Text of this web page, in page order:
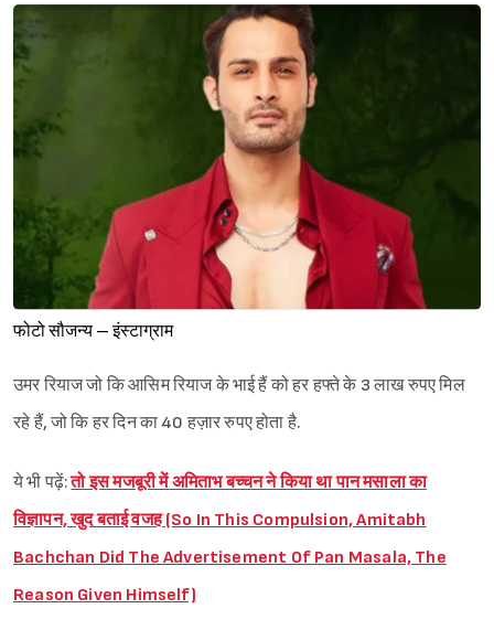
फोटो सौजन्य – इंस्टाग्राम
उमर रियाज जो कि आसिम रियाज के भाई हैं को हर हफ्ते के 3 लाख रुपए मिल
रहे हैं, जो कि हर दिन का 40 हज़ार रुपए होता है.
ये भी पढ़ें:तो इस मजबूरी में अमिताभ बच्चन ने किया था पान मसाला का
विज्ञापन, खुद बताई वजह (So In This Compulsion, Amitabh
Bachchan Did The Advertisement Of Pan Masala, The
Reason Given Himself)